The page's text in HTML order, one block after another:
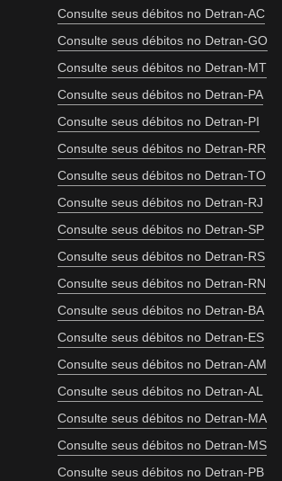
Consulte seus débitos no Detran-AC
Consulte seus débitos no Detran-GO
Consulte seus débitos no Detran-MT
Consulte seus débitos no Detran-PA
Consulte seus débitos no Detran-PI
Consulte seus débitos no Detran-RR
Consulte seus débitos no Detran-TO
Consulte seus débitos no Detran-RJ
Consulte seus débitos no Detran-SP
Consulte seus débitos no Detran-RS
Consulte seus débitos no Detran-RN
Consulte seus débitos no Detran-BA
Consulte seus débitos no Detran-ES
Consulte seus débitos no Detran-AM
Consulte seus débitos no Detran-AL
Consulte seus débitos no Detran-MA
Consulte seus débitos no Detran-MS
Consulte seus débitos no Detran-PB